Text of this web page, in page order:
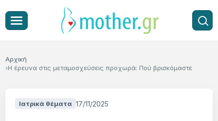
Αρχική
Η έρευνα στις μεταμοσχεύσεις προχωρά: Πού βρισκόμαστε
Ιατρικά θέματα 17/11/2025